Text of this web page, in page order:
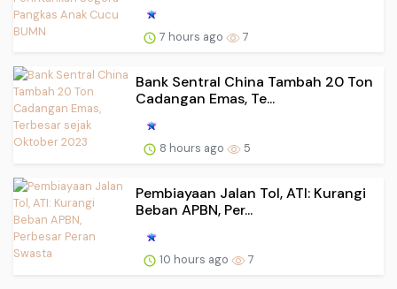
7 hours ago 7
Bank Sentral China Tambah 20 Ton
Cadangan Emas, Te...
8 hours ago 5
Pembiayaan Jalan Tol, ATI: Kurangi
Beban APBN, Per...
10 hours ago 7